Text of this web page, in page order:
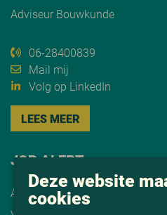
Adviseur Bouwkunde
06-28400839
Mail mij
Volg op LinkedIn
LEES MEER
JOB ALERT
Automatisch op de hoogte van
Deze website
cookies